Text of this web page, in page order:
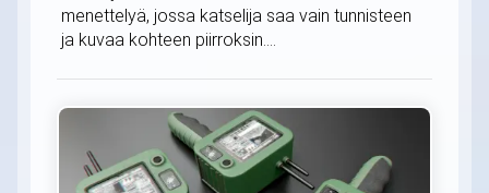
menettelyä, jossa katselija saa vain tunnisteen
ja kuvaa kohteen piirroksin....